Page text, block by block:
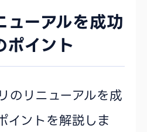
ューアルを成功
ポイント
のリニューアルを成
イントを解説しま